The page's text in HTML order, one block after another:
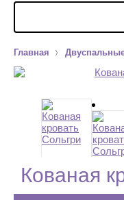
Главная
Кованая